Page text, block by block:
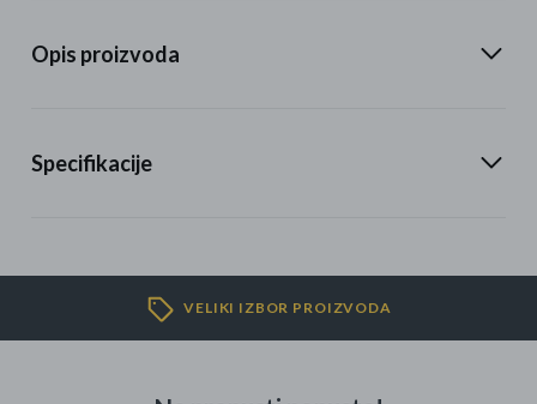
Opis proizvoda
Specifikacije
VELIKI IZBOR PROIZVODA